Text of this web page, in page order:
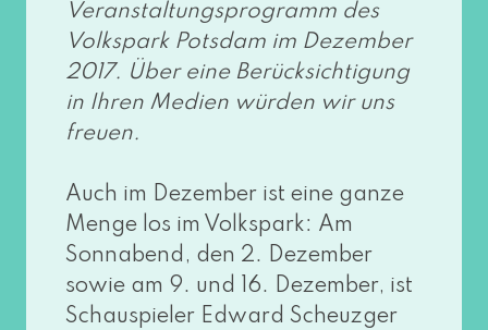
Veranstaltungsprogramm des
Volkspark Potsdam im Dezember
2017. Über eine Berücksichtigung
in Ihren Medien wür­den wir uns
freu­en.
Auch im Dezember ist eine gan­ze
Menge los im Volkspark: Am
Sonnabend, den 2. Dezember
sowie am 9. und 16. Dezember, ist
Schauspieler Edward Scheuzger